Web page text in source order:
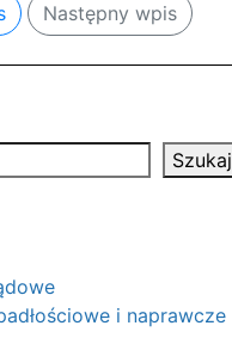
Następny wpis
Szukaj
i naprawcze